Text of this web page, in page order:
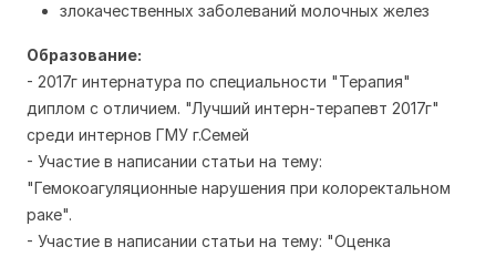
злокачественных заболеваний молочных желез
Образование:
- 2017г интернатура по специальности "Терапия"
диплом с отличием. "Лучший интерн-терапевт 2017г"
среди интернов ГМУ г.Семей
- Участие в написании статьи на тему:
"Гемокоагуляционные нарушения при колоректальном
раке".
- Участие в написании статьи на тему: "Оценка